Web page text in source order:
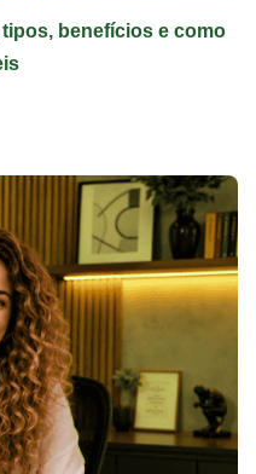
benefícios e como